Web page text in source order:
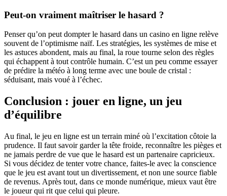
Peut-on vraiment maîtriser le hasard ?
Penser qu’on peut dompter le hasard dans un casino en ligne relève
souvent de l’optimisme naïf. Les stratégies, les systèmes de mise et
les astuces abondent, mais au final, la roue tourne selon des règles
qui échappent à tout contrôle humain. C’est un peu comme essayer
de prédire la météo à long terme avec une boule de cristal :
séduisant, mais voué à l’échec.
Conclusion : jouer en ligne, un jeu
d’équilibre
Au final, le jeu en ligne est un terrain miné où l’excitation côtoie la
prudence. Il faut savoir garder la tête froide, reconnaître les pièges et
ne jamais perdre de vue que le hasard est un partenaire capricieux.
Si vous décidez de tenter votre chance, faites-le avec la conscience
que le jeu est avant tout un divertissement, et non une source fiable
de revenus. Après tout, dans ce monde numérique, mieux vaut être
le joueur qui rit que celui qui pleure.